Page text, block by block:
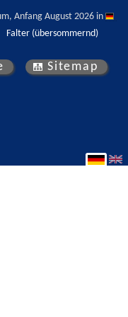
Anfang August 2026 in
Falter (übersommernd)
Sitemap